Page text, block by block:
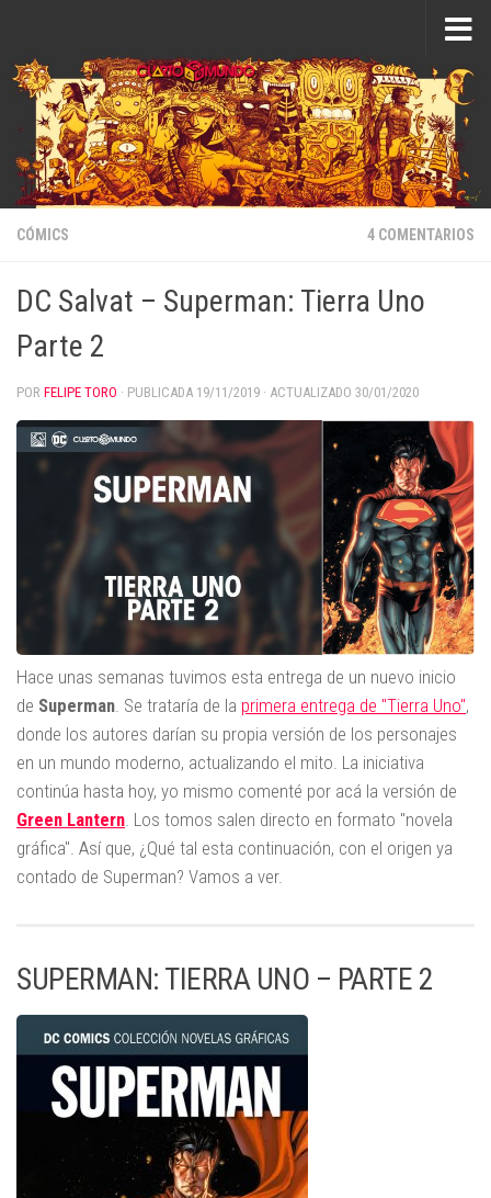
CÓMICS 4 COMENTARIOS
DC Salvat – Superman: Tierra Uno
Parte 2
POR FELIPE TORO · PUBLICADA 19/11/2019 · ACTUALIZADO 30/01/2020
Hace unas semanas tuvimos esta entrega de un nuevo inicio
de Superman. Se trataría de la primera entrega de "Tierra Uno",
donde los autores darían su propia versión de los personajes
en un mundo moderno, actualizando el mito. La iniciativa
continúa hasta hoy, yo mismo comenté por acá la versión de
Green Lantern. Los tomos salen directo en formato "novela
gráfica". Así que, ¿Qué tal esta continuación, con el origen ya
contado de Superman? Vamos a ver.
SUPERMAN: TIERRA UNO – PARTE 2